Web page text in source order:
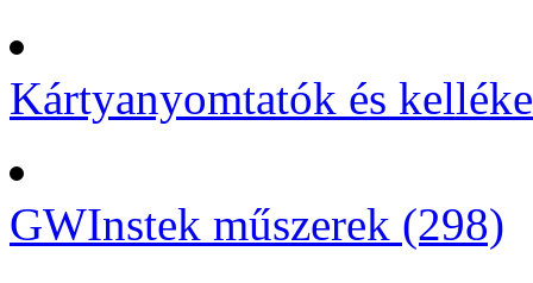
Kártyanyomtatók és
GWInstek műszerek (298)